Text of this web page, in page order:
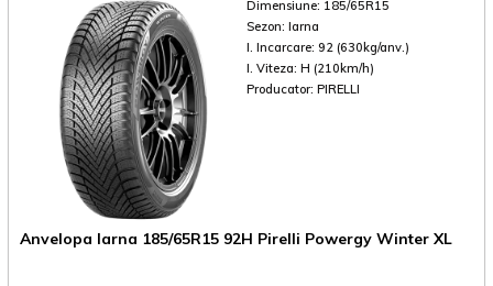
Dimensiune: 185/65R15
Sezon: Iarna
I. Incarcare: 92 (630kg/anv.)
I. Viteza: H (210km/h)
Producator: PIRELLI
Anvelopa Iarna 185/65R15 92H Pirelli Powergy Winter XL